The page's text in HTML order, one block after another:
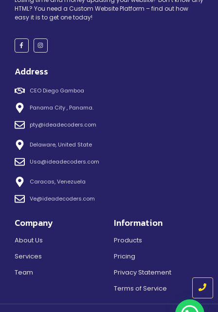
HTML? You need a Custom Website Platform – find out how
easy it is to get one today!
Address
CEO Diego Gamboa
Panama City , Panama.
pty@ideadecoders.com
Delaware, United State
Usa@ideadecoders.com
Caracas, Venezuela
Ve@ideadecoders.com
Company
About Us
Services
Team
Information
Products
Pricing
Privacy Statement
Terms of Service